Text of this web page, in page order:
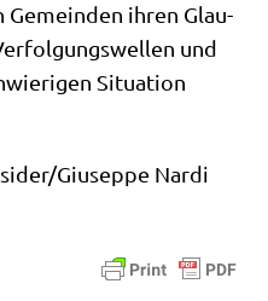
Gemein­den ihren Glau­
und
Situa­ti­on
​Giuseppe Nardi